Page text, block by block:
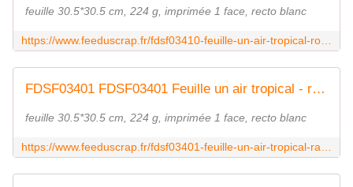
feuille 30.5*30.5 cm, 224 g, imprimée 1 face, recto blanc
FDSF03401 FDSF03401 Feuille un air tropical - rayures à pois FEE DU SCRAP
feuille 30.5*30.5 cm, 224 g, imprimée 1 face, recto blanc